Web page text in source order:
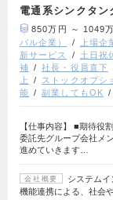
電通系シンクタン
850万円 ～ 1049
バル企業）
上場企
新サービス
土日祝
補
社長・役員直下
上
ストックオプシ
能
副業してもOK
【仕事内容】 ■期待役
委託先グループ会社メ
進めていきます…
会社概要
システム
機能連携による、社会